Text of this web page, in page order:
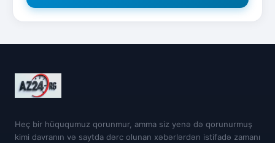
Heç bir hüququmuz qorunmur, amma siz yenə də qorunurmuş
kimi davranın və saytda dərc olunan xəbərlərdən istifadə zamanı